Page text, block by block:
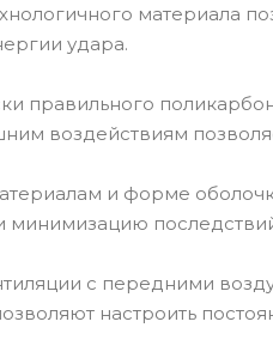
материала
удара.
правильного
воздействиям
и форме
минимизацию
с передними
настроить